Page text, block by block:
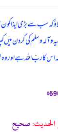
سب سے بڑی ایذا
کی گردن میں
ہے کہ اس کا ربّ
صحیح